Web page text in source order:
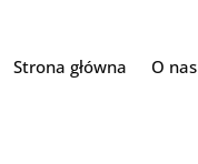
Strona główna O nas